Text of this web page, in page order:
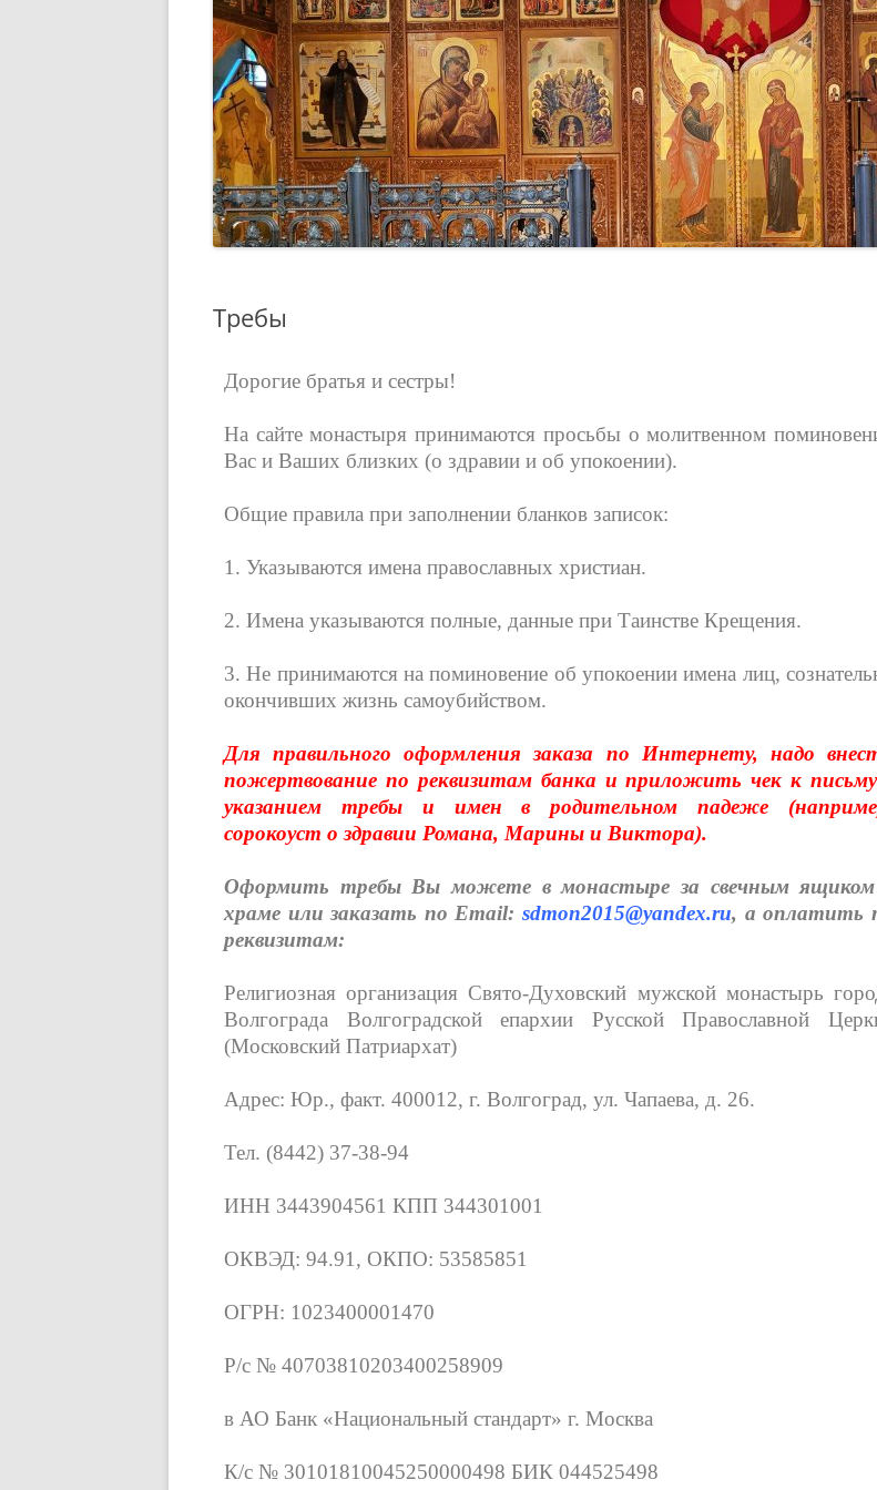
ПРЕПОДОБНОИСПОВЕДНИК
ИГУМЕН ВЛАДИМИР (ТЕРЕНТЬЕВ)
Требы
Дорогие братья и сестры!
На сайте монастыря принимаются просьбы о молитвенном
Вас и Ваших близких (о здравии и об упокоении).
Общие правила при заполнении бланков записок:
1. Указываются имена православных христиан.
2. Имена указываются полные, данные при Таинстве Крещения.
3. Не принимаются на поминовение об упокоении имена лиц,
окончивших жизнь самоубийством.
Для правильного оформления заказа по Интернету, надо
пожертвование по реквизитам банка и приложить чек к
указанием требы и имен в родительном падеже
сорокоуст о здравии Романа, Марины и Виктора).
Оформить требы Вы можете в монастыре за свечным
храме или заказать по Email:sdmon2015@yandex.ru, а оплатить
реквизитам:
Религиозная организация Свято-Духовский мужской монастырь
Волгограда Волгоградской епархии Русской Православной
(Московский Патриархат)
Адрес: Юр., факт. 400012, г. Волгоград, ул. Чапаева, д. 26.
Тел. (8442) 37-38-94
ИНН 3443904561 КПП 344301001
ОКВЭД: 94.91, ОКПО: 53585851
ОГРН: 1023400001470
Р/с № 40703810203400258909
в АО Банк «Национальный стандарт» г. Москва
К/с № 30101810045250000498 БИК 044525498